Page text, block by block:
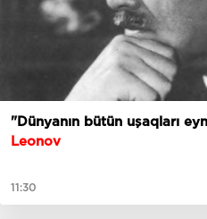
​​​​​​​"Dünyanın bütün uşaqları
Leonov
11:30